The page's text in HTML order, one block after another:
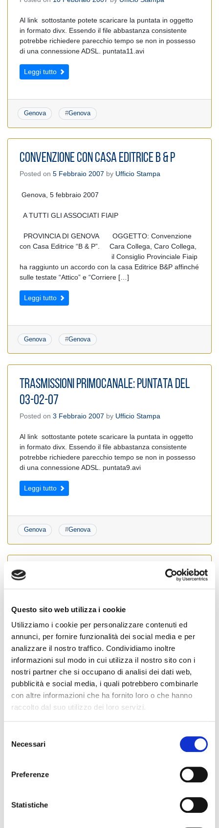
Questo sito web utilizza i cookie
Utilizziamo i cookie per personalizzare contenuti ed
annunci, per fornire funzionalità dei social media e per
analizzare il nostro traffico. Condividiamo inoltre
informazioni sul modo in cui utilizza il nostro sito con i
nostri partner che si occupano di analisi dei dati web,
pubblicità e social media, i quali potrebbero combinarle
con altre informazioni che ha fornito loro o che hanno
raccolto dal suo utilizzo dei loro servizi.
Necessari
Preferenze
Statistiche
Al link sottostante potete scaricare la puntata in oggetto
in formato divx. Essendo il file abbastanza consistente
potrebbe richiedere parecchio tempo se non in possesso
di una connessione ADSL. puntata11.avi
Leggi tutto
Genova #Genova
Convenzione con Casa Editrice B & P
Posted on 5 Febbraio 2007 by Ufficio Stampa
Genova, 5 febbraio 2007
A TUTTI GLI ASSOCIATI FIAIP
PROVINCIA DI GENOVA OGGETTO: Convenzione
con Casa Editrice “B & P”. Cara Collega, Caro Collega,
il Consiglio Provinciale Fiaip
ha raggiunto un accordo con la casa Editrice B&P affinché
sulle testate “Attico” e “Corriere […]
Leggi tutto
Genova #Genova
TRASMISSIONI PRIMOCANALE: PUNTATA DEL
03-02-07
Posted on 3 Febbraio 2007 by Ufficio Stampa
Al link sottostante potete scaricare la puntata in oggetto
in formato divx. Essendo il file abbastanza consistente
potrebbe richiedere parecchio tempo se non in possesso
di una connessione ADSL. puntata9.avi
Leggi tutto
Genova #Genova
TRASMISSIONI PRIMOCANALE: PUNTATA DEL
27/01/07
Posted on 27 Gennaio 2007byUfficio Stampa
Al link sottostante potete scaricare la puntata in oggetto
in formato divx. Essendo il file abbastanza consistente
potrebbe richiedere parecchio tempo se non in possesso
di una connessione ADSL. puntata8.avi